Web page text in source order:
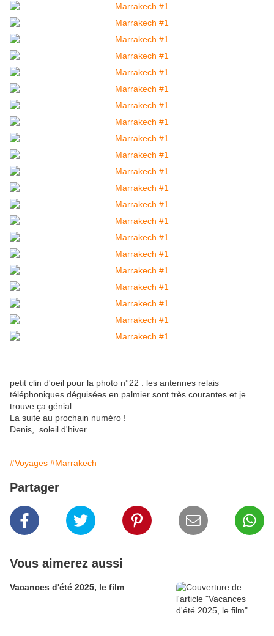
petit clin d'oeil pour la photo n°22 : les antennes relais
téléphoniques déguisées en palmier sont très courantes et je
trouve ça génial.
La suite au prochain numéro !
Denis, soleil d'hiver
#Voyages #Marrakech
Partager
Vous aimerez aussi
Vacances d'été 2025, le film